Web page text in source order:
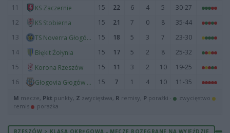
11
KS Zaczernie 15 22 6 4 5
30-27
12
KS Stobierna 15 21 7 0 8
35-44
13
TS Noverra Głogów Małopolski 15 18 5 3 7
23-30
14
Błękit Żołynia 15 17 5 2 8
25-32
15
Korona Rzeszów 15 11 3 2 10
19-25
16
Głogovia Głogów Małopolski 15 7 1 4 10 11-35
M mecze, Pkt punkty, Z zwycięstwa, R remisy, P porażki ·
zwycięstwo
remis
porażka
RZESZÓW > KLASA OKRĘGOWA - MECZE ROZEGRANE NA WYJEŹDZIE